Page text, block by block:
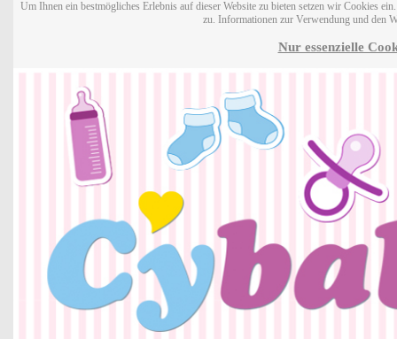
Um Ihnen ein bestmögliches Erlebnis auf dieser Website zu bieten setzen wir Cookies
zu. Informationen zur Verwendung und den
Nur essenzielle